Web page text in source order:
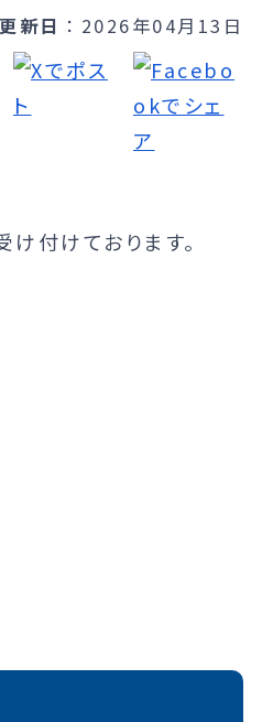
更新日 2026年04月13日
付けております。